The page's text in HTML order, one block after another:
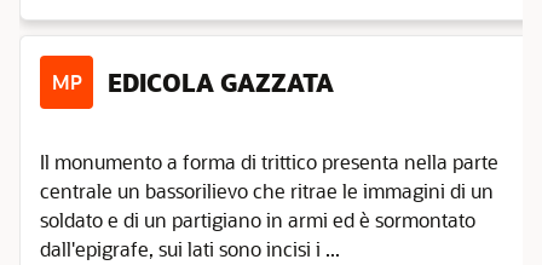
MP EDICOLA GAZZATA
Il monumento a forma di trittico presenta nella parte
centrale un bassorilievo che ritrae le immagini di un
soldato e di un partigiano in armi ed è sormontato
dall'epigrafe, sui lati sono incisi i ...